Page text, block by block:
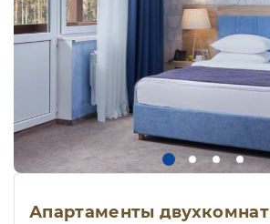
Апартаменты